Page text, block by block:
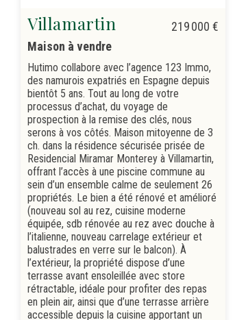
Villamartin
219 000 €
Maison à vendre
Hutimo collabore avec l’agence 123 Immo,
des namurois expatriés en Espagne depuis
bientôt 5 ans. Tout au long de votre
processus d’achat, du voyage de
prospection à la remise des clés, nous
serons à vos côtés. Maison mitoyenne de 3
ch. dans la résidence sécurisée prisée de
Residencial Miramar Monterey à Villamartin,
offrant l’accès à une piscine commune au
sein d’un ensemble calme de seulement 26
propriétés. Le bien a été rénové et amélioré
(nouveau sol au rez, cuisine moderne
équipée, sdb rénovée au rez avec douche à
l’italienne, nouveau carrelage extérieur et
balustrades en verre sur le balcon). À
l’extérieur, la propriété dispose d’une
terrasse avant ensoleillée avec store
rétractable, idéale pour profiter des repas
en plein air, ainsi que d’une terrasse arrière
accessible depuis la cuisine apportant un